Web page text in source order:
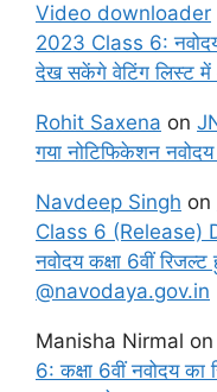
Video downloader
2023 Class 6: नवोदय
देख सकेंगे वेटिंग लिस्ट
Rohit Saxena on
गया नोटिफिकेशन
Navdeep Singh on
Class 6 (Release)
नवोदय कक्षा 6वीं
@navodaya.gov.in
Manisha Nirmal on
6: कक्षा 6वीं नवोदय का